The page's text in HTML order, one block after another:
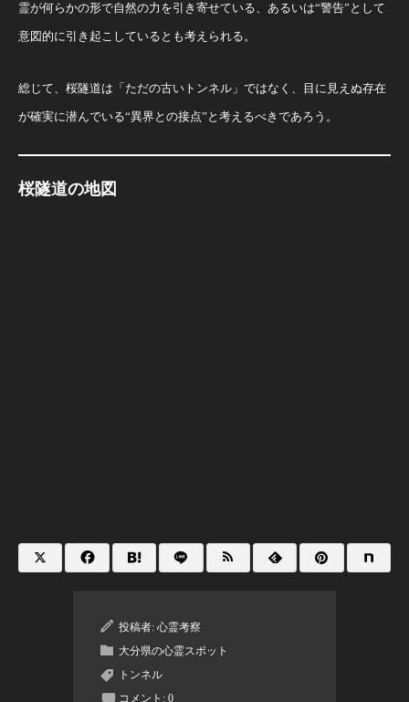
霊が何らかの形で自然の力を引き寄せている、あるいは“警告”として
意図的に引き起こしているとも考えられる。
総じて、桜隧道は「ただの古いトンネル」ではなく、目に見えぬ存在
が確実に潜んでいる“異界との接点”と考えるべきであろう。
桜隧道の地図
投稿者: 心霊考察
大分県の心霊スポット
トンネル
コメント: 0